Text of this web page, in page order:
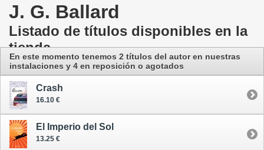
J. G. Ballard
Listado de títulos disponibles en la
tienda
En este momento tenemos 2 títulos del autoren nuestras
instalaciones y 4 en reposición o agotados
Crash
16.10 €
El Imperio del Sol
13.25 €